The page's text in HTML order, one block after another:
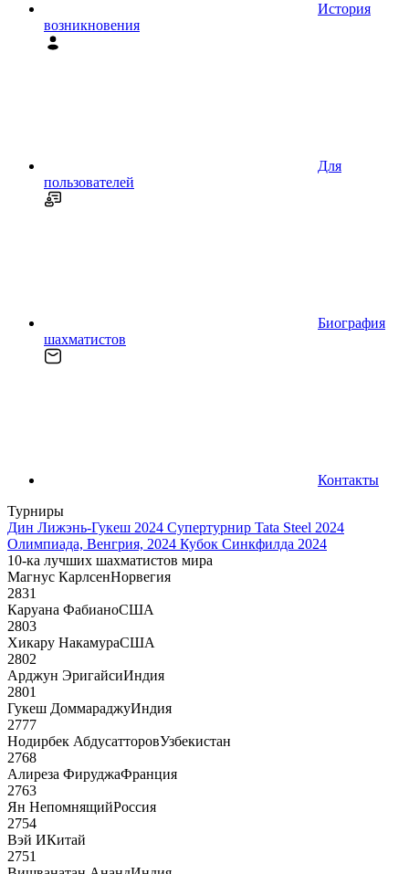
История
возникновения
Для
пользователей
Биография
шахматистов
Контакты
Турниры
Дин Лижэнь-Гукеш 2024 Супертурнир Tata Steel 2024
Олимпиада, Венгрия, 2024 Кубок Синкфилда 2024
10-ка лучших шахматистов мира
Магнус КарлсенНорвегия
2831
Каруана ФабианоСША
2803
Хикару НакамураСША
2802
Арджун ЭригайсиИндия
2801
Гукеш ДоммараджуИндия
2777
Нодирбек АбдусатторовУзбекистан
2768
Алиреза ФируджаФранция
2763
Ян НепомнящийРоссия
2754
Вэй ИКитай
2751